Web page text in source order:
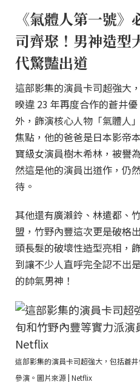
《氣體人第一號
司齊聚！男神造型
代驚豔出道
這部影集的演員卡司超強大
暌違 23 年再度合作的蒼井優
外，飾演核心人物「氣體人
焦點，他的爸爸是日本影帝
寶級女演員樹木希林，被譽
然這是他的演員出道作，仍
待。
其他還有廣瀨鈴、林遣都、
盟，竹野內豐這次更是破格
頭長髮的破壞性造型亮相，
到讓不少人直呼完全認不出
的帥氣男神！
這部影集的演員卡司超強大，包括蒼
參演。圖片來源 | Netflix